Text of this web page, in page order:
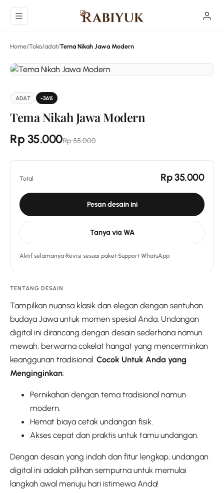
Langsung ke konten utama
Home/Toko/adat/Tema Nikah Jawa Modern
ADAT -36%
Tema Nikah Jawa Modern
Rp 35.000Rp 55.000
Total Rp 35.000
Pesan desain ini
Tanya via WA
Aktif selamanya Revisi sesuai paket Support WhatsApp
TENTANG DESAIN
Tampilkan nuansa klasik dan elegan dengan sentuhan
budaya Jawa untuk momen spesial Anda. Undangan
digital ini dirancang dengan desain sederhana namun
mewah, berwarna cokelat hangat yang mencerminkan
keanggunan tradisional. Cocok Untuk Anda yang
Menginginkan:
Pernikahan dengan tema tradisional namun
modern.
Hemat biaya cetak undangan fisik.
Akses cepat dan praktis untuk tamu undangan.
Dengan desain yang indah dan fitur lengkap, undangan
digital ini adalah pilihan sempurna untuk memulai
langkah awal menuju hari istimewa Anda!